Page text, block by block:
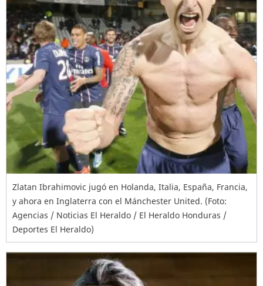
Zlatan Ibrahimovic jugó en Holanda, Italia, España, Francia,
y ahora en Inglaterra con el Mánchester United. (Foto:
Agencias / Noticias El Heraldo / El Heraldo Honduras /
Deportes El Heraldo)